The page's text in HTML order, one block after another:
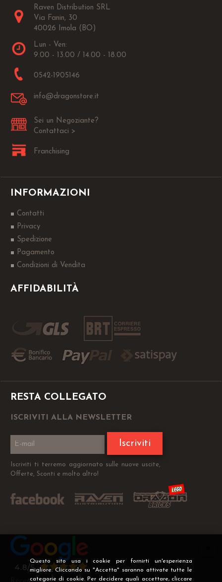
Questo sito usa i cookie per fornirti un'esperienza
migliore. Cliccando su "Accetta" saranno attivate tutte le
categorie di cookie. Per decidere quali accettare, cliccare
Raven Distribution SRL
Via Fanin, 30
40026 Imola (BO)
Lun - Ven:
9.00 - 13.00 / 14.00 - 18.00
0542-1905146
info@dragonstore.it
Sei un Negoziante?
Contattaci >
Franchising
INFORMAZIONI
Contatti
Privacy
Spedizione
Pagamento
Condizioni di Vendita
AFFIDABILITÀ
RESTA COLLEGATO
ISCRIVITI ALLA NEWSLETTER
Iscriviti
Iscriviti ti terremo aggiornato sulle nuove uscite,
Offerte, Sconti e molto altro!